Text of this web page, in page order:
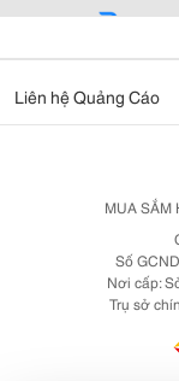
Liên hệ Quảng Cáo
MUA SẮM
Số
Nơi cấp:
Trụ sở